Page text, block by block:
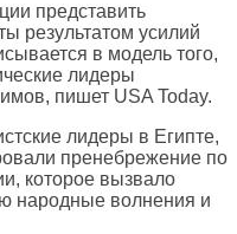
представить
результатом усилий
в модель того,
лидеры
пишет USA Today.
лидеры в Египте,
пренебрежение по
которое вызвало
народные волнения и